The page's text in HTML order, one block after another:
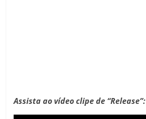
Assista ao vídeo clipe de “Release”: